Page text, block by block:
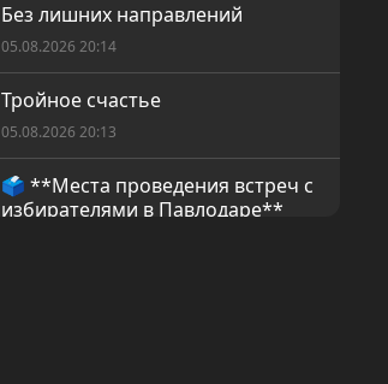
Без лишних направлений
05.08.2026 20:14
Тройное счастье
05.08.2026 20:13
🗳️ **Места проведения встреч с
избирателями в Павлодаре**